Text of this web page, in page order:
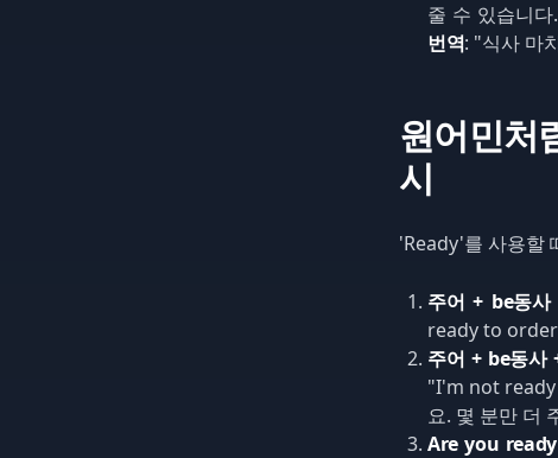
줄 수 있습니다.
번역: "식사 마
원어민처
시
'Ready'를 사용할
주어 + be동
ready to
주어 + be동
"I'm not
요. 몇 분만 더
Are you